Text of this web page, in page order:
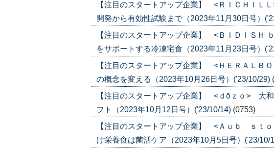
【注目のスタートアップ企業】 <ＲＩＣＨＩＬ
開発から有効性試験まで（2023年11月30日号）
【注目のスタートアップ企業】 <ＢＩＤＩＳＨ
をサポートする冷凍宅食（2023年11月23日号）
【注目のスタートアップ企業】 <ＨＥＲＡＬＢ
の概念を変える（2023年10月26日号）('23/10/29)
【注目のスタートアップ企業】 <ｄōｚｏ> 大
フト（2023年10月12日号）('23/10/14) (0753)
【注目のスタートアップ企業】 <Ａｕｂ ｓｔ
け栄養食は菌活ケア（2023年10月5日号）('23/10/